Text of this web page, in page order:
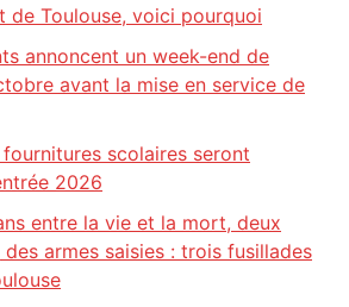
de Toulouse, voici pourquoi
annoncent un week-end de
avant la mise en service de
scolaires seront
2026
entre la vie et la mort, deux
armes saisies : trois fusillades